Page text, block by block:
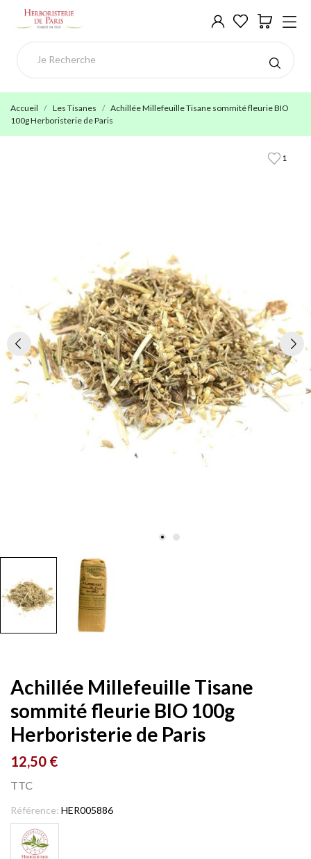
Accueil Les Tisanes
Achillée Millefeuille Tisane sommité fleurie BIO
100g Herboristerie de Paris
1
Achillée Millefeuille Tisane
sommité fleurie BIO 100g
Herboristerie de Paris
12,50 €
TTC
Référence: HER005886